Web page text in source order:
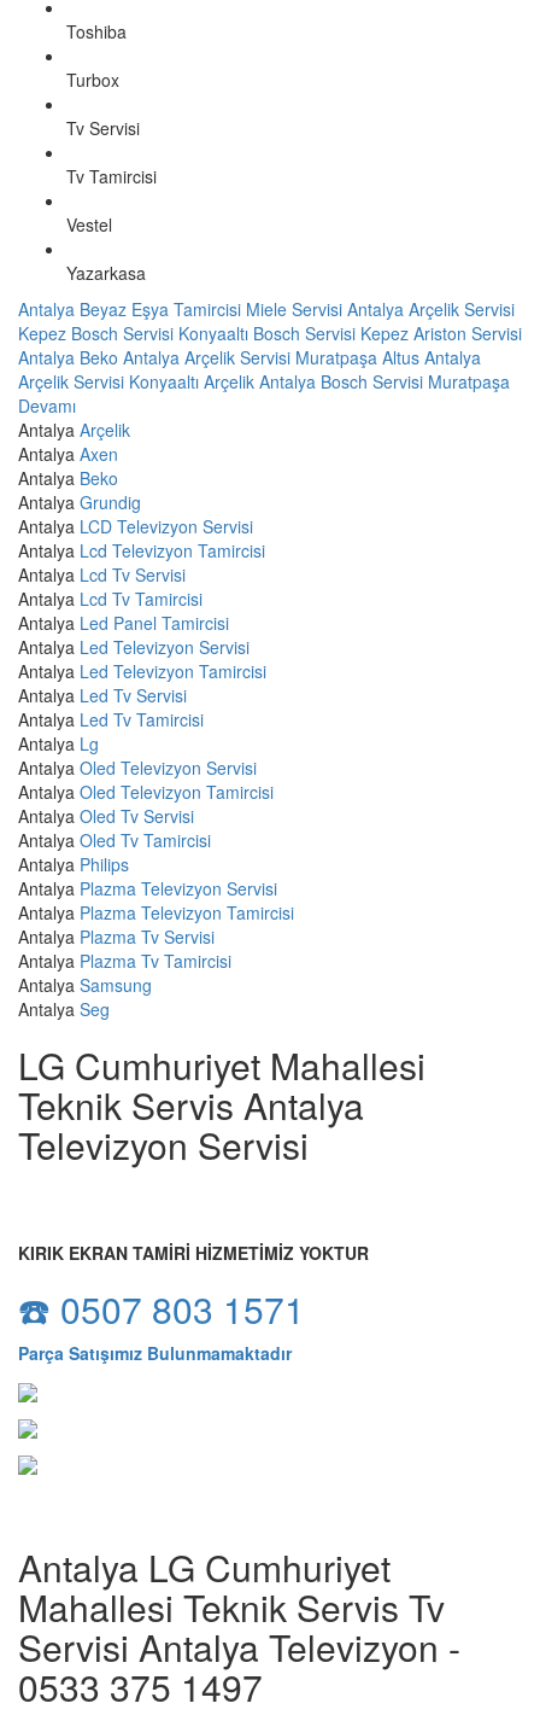
Toshiba
Turbox
Tv Servisi
Tv Tamircisi
Vestel
Yazarkasa
Antalya Beyaz Eşya Tamircisi Miele Servisi Antalya Arçelik Servisi
Kepez Bosch Servisi Konyaaltı Bosch Servisi Kepez Ariston Servisi
Antalya Beko Antalya Arçelik Servisi Muratpaşa Altus Antalya
Arçelik Servisi Konyaaltı Arçelik Antalya Bosch Servisi Muratpaşa
Devamı
Antalya Arçelik
Antalya Axen
Antalya Beko
Antalya Grundig
Antalya LCD Televizyon Servisi
Antalya Lcd Televizyon Tamircisi
Antalya Lcd Tv Servisi
Antalya Lcd Tv Tamircisi
Antalya Led Panel Tamircisi
Antalya Led Televizyon Servisi
Antalya Led Televizyon Tamircisi
Antalya Led Tv Servisi
Antalya Led Tv Tamircisi
Antalya Lg
Antalya Oled Televizyon Servisi
Antalya Oled Televizyon Tamircisi
Antalya Oled Tv Servisi
Antalya Oled Tv Tamircisi
Antalya Philips
Antalya Plazma Televizyon Servisi
Antalya Plazma Televizyon Tamircisi
Antalya Plazma Tv Servisi
Antalya Plazma Tv Tamircisi
Antalya Samsung
Antalya Seg
LG Cumhuriyet Mahallesi
Teknik Servis Antalya
Televizyon Servisi
KIRIK EKRAN TAMİRİ HİZMETİMİZ YOKTUR
☎️ 0507 803 1571
Parça Satışımız Bulunmamaktadır
Antalya LG Cumhuriyet
Mahallesi Teknik Servis Tv
Servisi Antalya Televizyon -
0533 375 1497